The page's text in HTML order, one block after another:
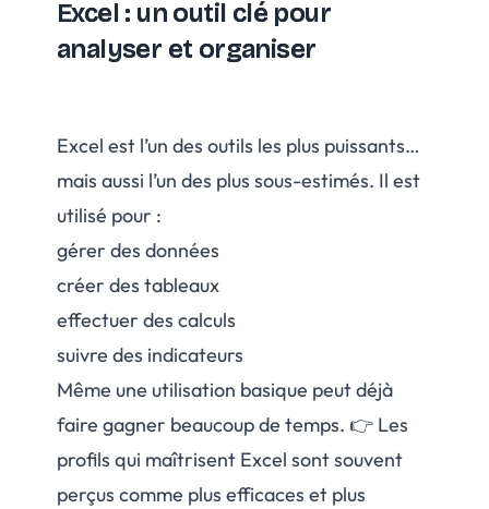
Excel : un outil clé pour
analyser et organiser
Excel est l’un des outils les plus puissants…
mais aussi l’un des plus sous-estimés. Il est
utilisé pour :
gérer des données
créer des tableaux
effectuer des calculs
suivre des indicateurs
Même une utilisation basique peut déjà
faire gagner beaucoup de temps. 👉 Les
profils qui maîtrisent Excel sont souvent
perçus comme plus efficaces et plus